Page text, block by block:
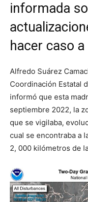
informada
hacer caso
Alfredo Suárez
Coordinación Estatal
informó que esta
septiembre 2022, la
que se vigilaba,
cual se encontraba a
2, 000 kilómetros de